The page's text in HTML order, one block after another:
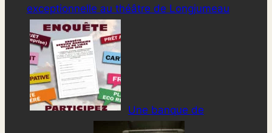
exceptionnelle au théâtre de Longjumeau
Une banque de